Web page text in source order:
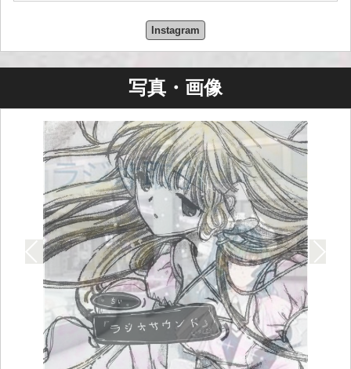
トは存在しているのです。私たちは、このアルバム
に宿る魔法にいつまでも感謝し続けますが、それ以
ちに感謝しています。
このアルバムから最初のシングルをリリースした時
の興奮は、決して忘れません。最も驚いたのは、こ
のアルバムが私たちの小さな音楽コミュニティの外
でも知られるようになったことです。日本を含む多
くの国で、「Radio Sounds」は数百、いや数千もの
再生回数を記録しました。私たちには説明のつかな
いことですが、同時に大きな誇りでもあります。あ
りがとうございます！
このアルバムは、私たちにとって本当にユニーク
で、本物だと感じています。私たちのプロジェクト
は他とは違います！！！私たちには自由意志があ
り、だからこそ、今も、そしてこれからも、このア
ルバムに戻り続けるのです。♡♡♡
ラジオサウンド forever ♡
Instagram
写真・画像